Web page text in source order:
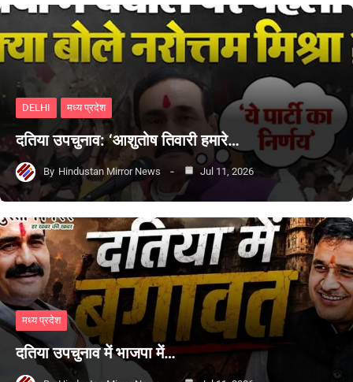
DELHI मध्य प्रदेश
दतिया उपचुनाव: ‘आशुतोष तिवारी हमारे…
By Hindustan Mirror News Jul 11, 2026
मध्य प्रदेश
दतिया उपचुनाव में भाजपा में…